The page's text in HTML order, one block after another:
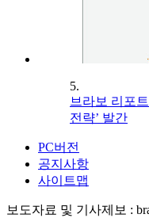
5.
브라보 리포
전략’ 발간
PC버전
공지사항
사이트맵
보도자료 및 기사제보 :